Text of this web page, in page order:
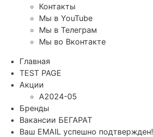
Контакты
Мы в YouTube
Мы в Телеграм
Мы во Вконтакте
Главная
TEST PAGE
Акции
A2024-05
Бренды
Вакансии БЕГАРАТ
Ваш EMAIL успешно подтвержден!